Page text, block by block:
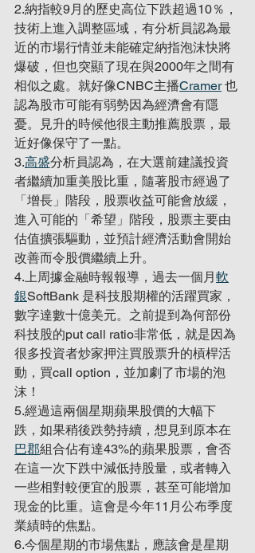
2.納指較9月的歷史高位下跌超過10％，
技術上進入調整區域，有分析員認為最
近的市場行情並未能確定納指泡沫快將
爆破，但也突顯了現在與2000年之間有
相似之處。就好像CNBC主播Cramer 也
認為股市可能有弱勢因為經濟會有隱
憂。見升的時候他很主動推薦股票，最
近好像保守了一點。
3.高盛分析員認為，在大選前建議投資
者繼續加重美股比重，隨著股市經過了
「增長」階段，股票收益可能會放緩，
進入可能的「希望」階段，股票主要由
估值擴張驅動，並預計經濟活動會開始
改善而令股價繼續上升。
4.上周據金融時報報導，過去一個月軟
銀SoftBank 是科技股期權的活躍買家，
數字達數十億美元。之前提到為何部份
科技股的put call ratio非常低，就是因為
很多投資者炒家押注買股票升的槓桿活
動，買call option，並加劇了市場的泡
沫！
5.經過這兩個星期蘋果股價的大幅下
跌，如果稍後跌勢持續，想見到原本在
巴郡組合佔有達43%的蘋果股票，會否
在這一次下跌中減低持股量，或者轉入
一些相對較便宜的股票，甚至可能增加
現金的比重。這會是今年11月公布季度
業績時的焦點。
6.今個星期的市場焦點，應該會是星期